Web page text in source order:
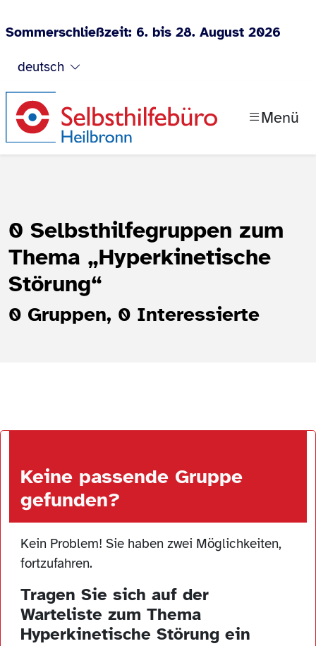
Zum Inhalt springen
Sommerschließzeit: 6. bis 28. August 2026
deutsch
Menü
0 Selbsthilfegruppen zum
Thema „Hyperkinetische
Störung“
0 Gruppen, 0 Interessierte
Keine passende Gruppe
gefunden?
Kein Problem! Sie haben zwei Möglichkeiten,
fortzufahren.
Tragen Sie sich auf der
Warteliste zum Thema
Hyperkinetische Störung ein